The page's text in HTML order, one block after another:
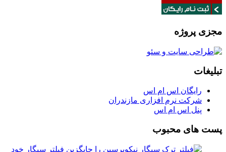
مجزی پروژه
تبلیغات
رایگان اس ام اس
شرکت نرم افزاری مازندران
پنل اس ام اس
پست های محبوب